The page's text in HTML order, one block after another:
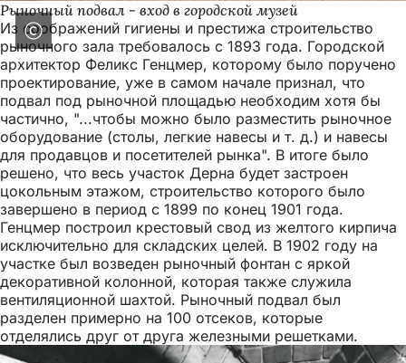
Рыночный подвал - вход в городской музей
Из соображений гигиены и престижа строительство
рыночного зала требовалось с 1893 года. Городской
архитектор Феликс Генцмер, которому было поручено
проектирование, уже в самом начале признал, что
подвал под рыночной площадью необходим хотя бы
частично, "...чтобы можно было разместить рыночное
оборудование (столы, легкие навесы и т. д.) и навесы
для продавцов и посетителей рынка". В итоге было
решено, что весь участок Дерна будет застроен
цокольным этажом, строительство которого было
завершено в период с 1899 по конец 1901 года.
Генцмер построил крестовый свод из желтого кирпича
исключительно для складских целей. В 1902 году на
участке был возведен рыночный фонтан с яркой
декоративной колонной, которая также служила
вентиляционной шахтой. Рыночный подвал был
разделен примерно на 100 отсеков, которые
отделялись друг от друга железными решетками.